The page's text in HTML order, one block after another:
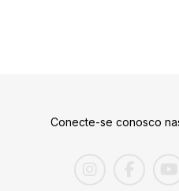
Conecte-se conosco